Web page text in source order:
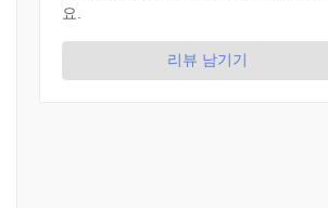
요.
리뷰 남기기